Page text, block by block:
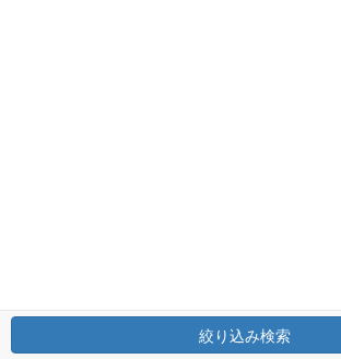
絞り込み検索